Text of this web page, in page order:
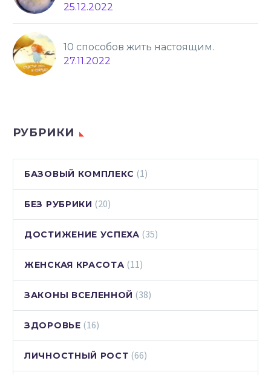
25.12.2022
10 способов жить настоящим.
27.11.2022
РУБРИКИ
БАЗОВЫЙ КОМПЛЕКС (1)
БЕЗ РУБРИКИ (20)
ДОСТИЖЕНИЕ УСПЕХА (35)
ЖЕНСКАЯ КРАСОТА (11)
ЗАКОНЫ ВСЕЛЕННОЙ (38)
ЗДОРОВЬЕ (16)
ЛИЧНОСТНЫЙ РОСТ (66)